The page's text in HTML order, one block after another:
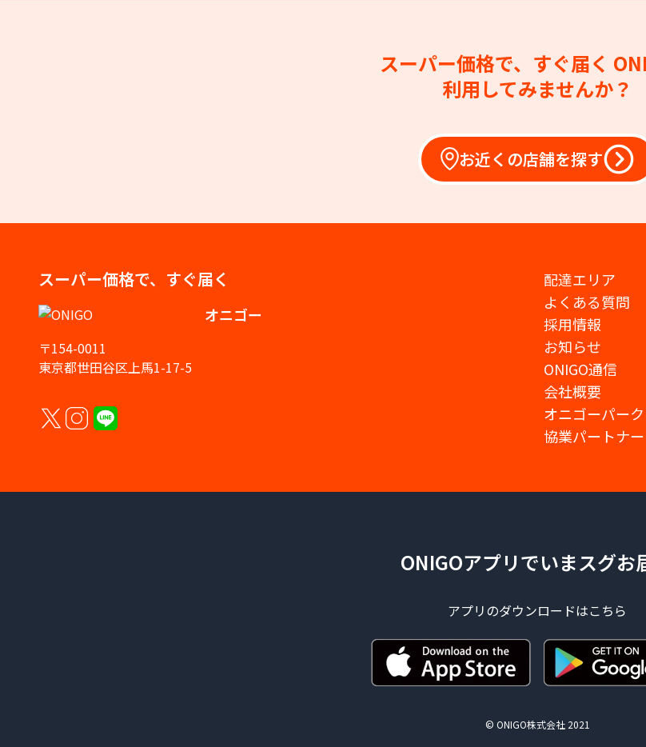
スーパー価格で、すぐ届く
利用してみませんか？
お近くの店舗を探す
スーパー価格で、すぐ届く
オニゴー
〒154-0011
東京都世田谷区上馬1-17-5
配達エリア
よくある質問
採用情報
お知らせ
ONIGO通信
会社概要
オニゴーパーク
協業パートナー
ONIGOアプリでいまスグお
アプリのダウンロードはこちら
© ONIGO株式会社 2021